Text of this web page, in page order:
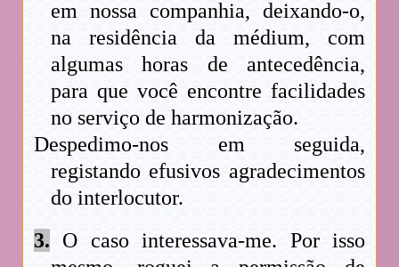
em nossa companhia, deixando-o,
na residência da médium, com
algumas horas de antecedência,
para que você encontre facilidades
no serviço de harmonização.
Despedimo-nos em seguida,
registando efusivos agradecimentos
do interlocutor.
3. O caso interessava-me. Por isso